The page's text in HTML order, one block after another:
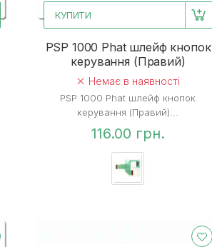
КУПИТИ
PSP 1000 Phat шлейф кнопок
керування (Правий)
Немає в наявності
PSP 1000 Phat шлейф кнопок
керування (Правий)...
116.00 грн.